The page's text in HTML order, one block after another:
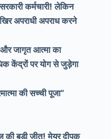
कर्मचारी! लेकिन
अपराधी अपराध करने
और जागृत आत्मा का
केंद्रों पर योग से जुड़ेगा
की सच्ची पूजा”
की बड़ी जीत! मेयर दीपक